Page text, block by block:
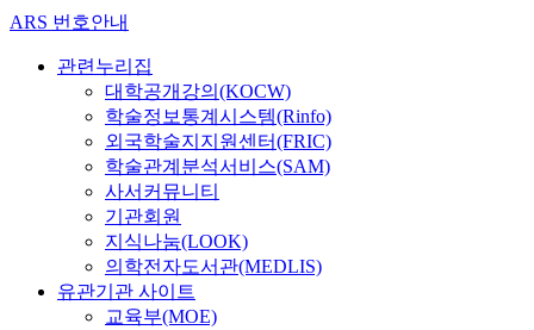
ARS 번호안내
관련누리집
대학공개강의(KOCW)
학술정보통계시스템(Rinfo)
외국학술지지원센터(FRIC)
학술관계분석서비스(SAM)
사서커뮤니티
기관회원
지식나눔(LOOK)
의학전자도서관(MEDLIS)
유관기관 사이트
교육부(MOE)